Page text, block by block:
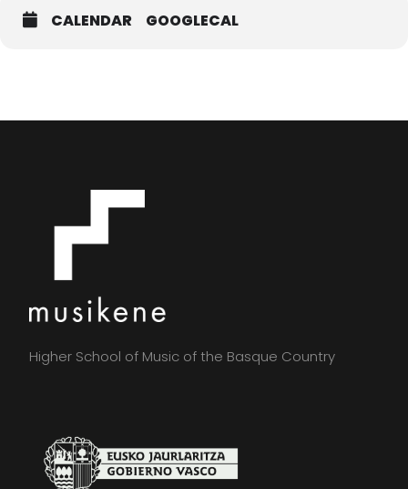
Tabakalera, planta 1), siempre que no se hayan agotado en
la venta Online.
CALENDAR GOOGLECAL
Higher School of Music of the Basque Country